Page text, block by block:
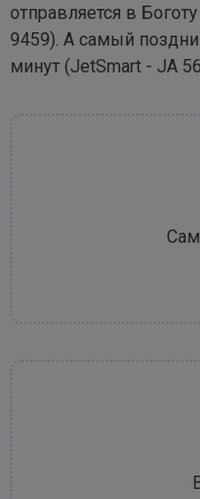
отправляется в
9459). А самый
минут (JetSmart - JA